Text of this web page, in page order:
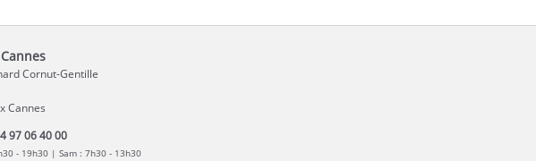
Cornut-Gentille
Cannes
97 06 40 00
- 19h30 | Sam : 7h30 - 13h30